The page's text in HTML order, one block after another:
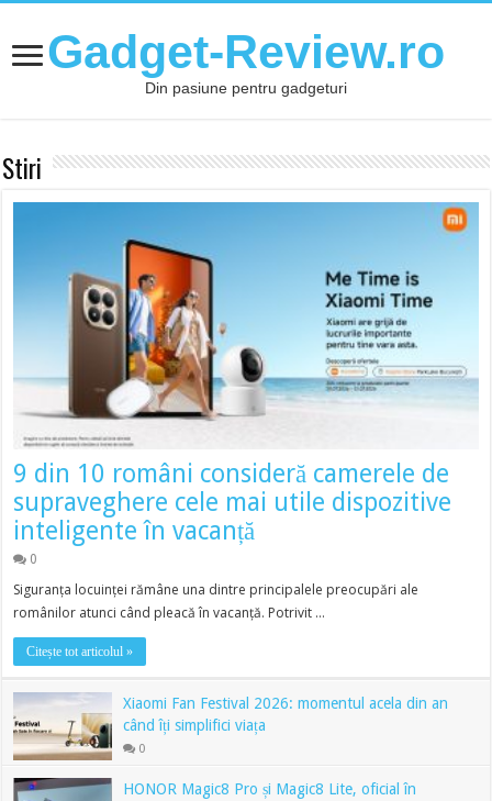
Gadget-Review.ro
Din pasiune pentru gadgeturi
Stiri
9 din 10 români consideră camerele de
supraveghere cele mai utile dispozitive
inteligente în vacanță
0
Siguranța locuinței rămâne una dintre principalele preocupări ale
românilor atunci când pleacă în vacanță. Potrivit …
Citește tot articolul »
Xiaomi Fan Festival 2026: momentul acela din an
când îți simplifici viața
0
HONOR Magic8 Pro și Magic8 Lite, oficial în